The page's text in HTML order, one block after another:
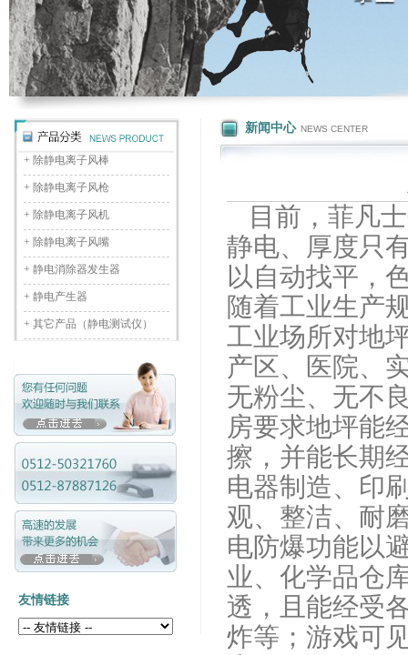
+ 除静电离子风棒
+ 除静电离子风枪
+ 除静电离子风机
+ 除静电离子风嘴
+ 静电消除器发生器
+ 静电产生器
+ 其它产品（静电测试仪）
友情链接
新闻中心 NEWS CENTER
目前，菲凡
静电、厚度只
以自动找平，
随着工业生产
工业场所对地
产区、医院、
无粉尘、无不
房要求地坪能
擦，并能长期
电器制造、印
观、整洁、耐
电防爆功能以
业、化学品仓
透，且能经受
炸等；游戏可